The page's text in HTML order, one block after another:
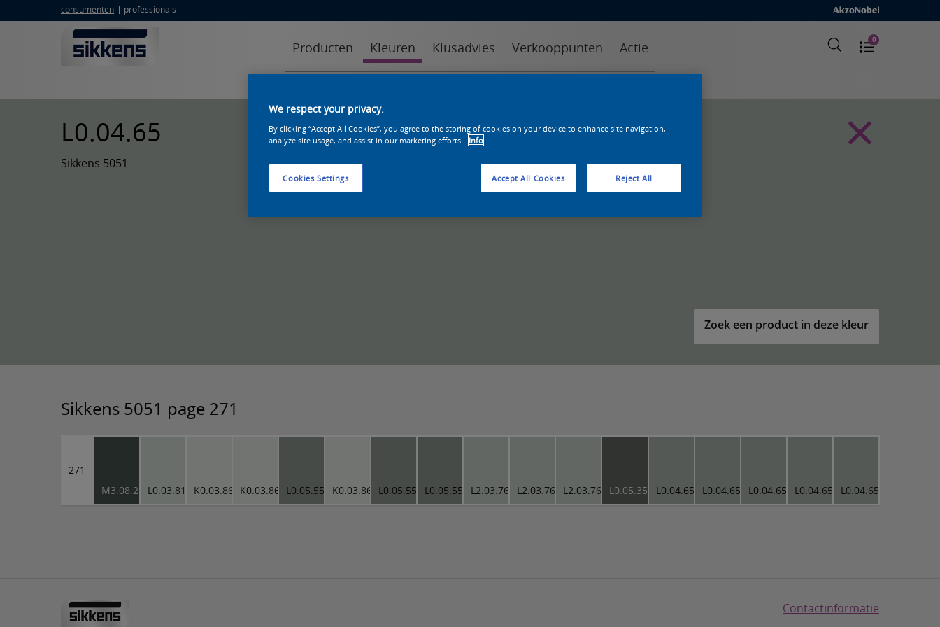
consumenten professionals
Producten Kleuren Klusadvies Verkooppunten Actie 0
L0.04.65
Sikkens 5051
Zoek een product in deze kleur
Sikkens 5051 page 271
271
M3.08.26
L0.03.81 K0.03.86 K0.03.86 L0.05.55 K0.03.86 L0.05.55 L0.05.55 L2.03.76 L2.03.76 L2.03.76 L0.05.35 L0.04.65 L0.04.65 L0.04.65 L0.04.65 L0.04.65
Contactinformatie
We respect your privacy.
By clicking “Accept All Cookies”, you agree to the storing of cookies on your device to enhance site navigation,
analyze site usage, and assist in our marketing efforts.
Info
Cookies Settings Reject All
Accept All Cookies